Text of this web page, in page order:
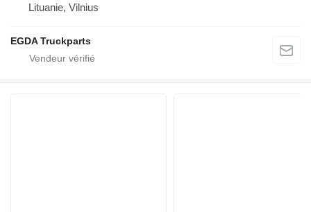
Lituanie, Vilnius
EGDA Truckparts